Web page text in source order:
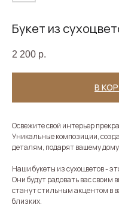
Букет из
2 200 р.
В
Освежите свой интерьер
Уникальные композиции,
деталям, подарят вашему
Наши букеты из сухоцветов -
Они будут радовать вас своим
станут стильным акцентом в
близких.